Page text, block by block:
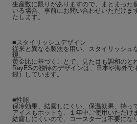
生産数に限りがありますので、まとまった
いる場合、事前にお問い合わせいただけま
たします。
■スタイリッシュデザイン
従来と異なる製法を用い、スタイリッシュ
現。
黄金比に基づくことで、見た目も調和のと
RayESの独特のデザインは、日本や海外で
録）しています。
■性能
保冷効果、結露しにくい、保温効果、持っ
アイスもホットも、１年中ご使用いただけ
結露しにくいので、コースターは不要にな